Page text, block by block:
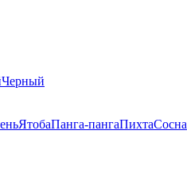
Черный
ЯтобаПанга-пангаПихтаСосна